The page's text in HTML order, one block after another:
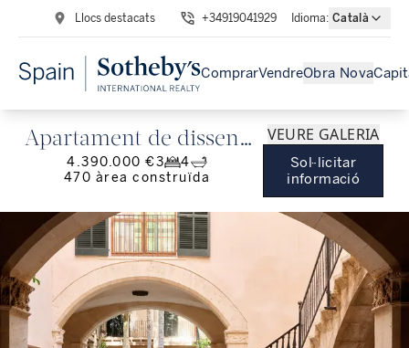
Llocs destacats +34919041929 Idioma: Català
ComprarVendreObra Nova
Apartament de disseny
exclusiu en un palau
de Palma.
4.390.000 €3
4
470 àrea construïda
VEURE GALERIA
Sol·licitar
informació